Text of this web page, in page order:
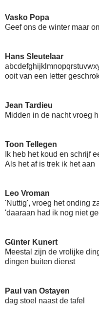
Vasko Popa
Geef ons de winter maar
Hans Sleutelaar
ooit van een letter
Jean Tardieu
Midden in de nacht vroeg
Toon Tellegen
Ik heb het koud en schrijf
Als het af is trek ik het aan
Leo Vroman
'Nuttig', vroeg het onding
'daaraan had ik nog niet
Günter Kunert
Meestal zijn de vrolijke
dingen buiten dienst
Paul van Ostayen
dag stoel naast de tafel